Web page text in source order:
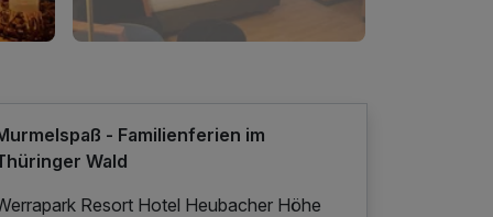
- Familienferien im
Wald
Resort Hotel Heubacher Höhe